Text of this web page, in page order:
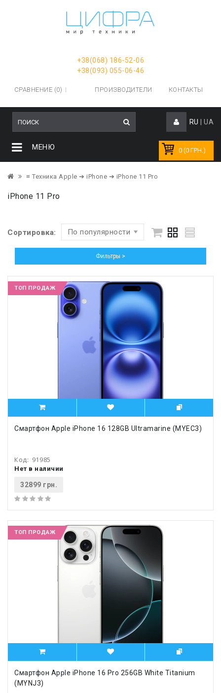
+38(068) 186-52-06
+38(093) 055-06-46
СРАВНЕНИЕ (0) ПРОИЗВОДИТЕЛИ КОНТАКТЫ
RU UA
0 (0 ГРН.)
МЕНЮ
≡ Техника Apple ➔ iPhone ➔ iPhone 11 Pro
iPhone 11 Pro
Сортировка: По популярности
Фильтры >
ТОП ПРОДАЖ
Смартфон Apple iPhone 16 128GB Ultramarine (MYEC3)
Код: 91985
Нет в наличии
32899 грн.
ТОП ПРОДАЖ
Смартфон Apple iPhone 16 Pro 256GB White Titanium
(MYNJ3)